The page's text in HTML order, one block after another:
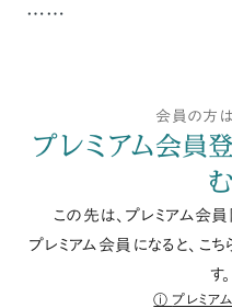
……
会員の方は
プレミアム会員
む
この先は、プレミアム会
プレミアム会員になると、こ
す。
プレミア